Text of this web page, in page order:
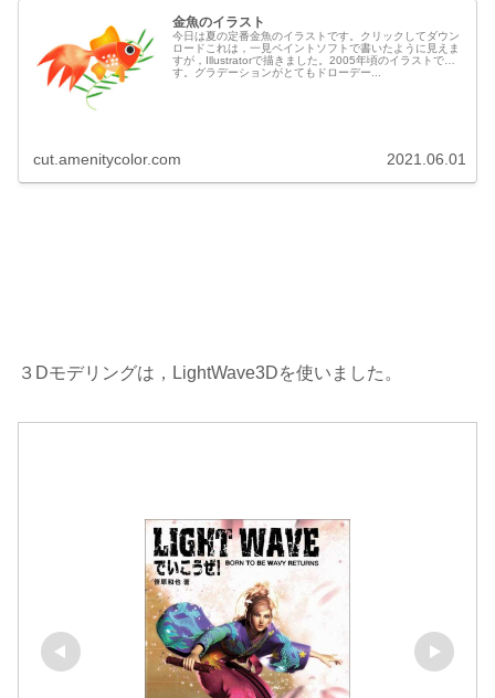
金魚のイラスト
今日は夏の定番金魚のイラストです。クリックしてダウン
ロードこれは，一見ペイントソフトで書いたように見えま
すが，Illustratorで描きました。2005年頃のイラストで
す。グラデーションがとてもドローデー...
cut.amenitycolor.com 2021.06.01
３Dモデリングは，LightWave3Dを使いました。